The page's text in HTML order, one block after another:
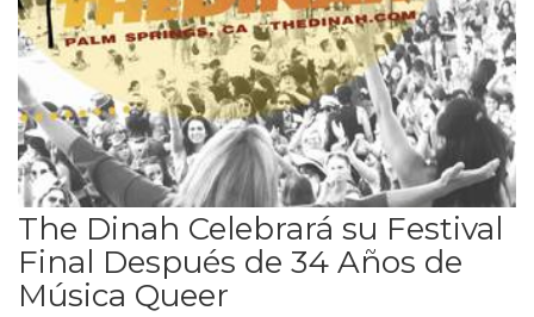
The Dinah Celebrará su Festival
Final Después de 34 Años de
Música Queer